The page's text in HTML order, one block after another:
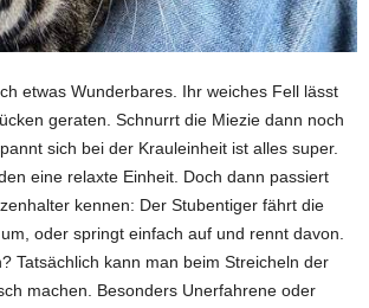
etwas Wunderbares. Ihr weiches Fell lässt
geraten. Schnurrt die Miezie dann noch
sich bei der Krauleinheit ist alles super.
eine relaxte Einheit. Doch dann passiert
kennen: Der Stubentiger fährt die
oder springt einfach auf und rennt davon.
Tatsächlich kann man beim Streicheln der
machen. Besonders Unerfahrene oder